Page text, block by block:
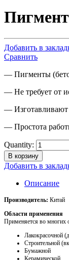
Добавить в
Сравнить
— Пигменты
— Не требует от
— Изготавливают
— Простота
Quantity:
В корзину
Добавить в
Описание
Производитель: Китай
Области применения
Применяется во многих
Лакокрасочной
Строительной
Бумажной
Керамической